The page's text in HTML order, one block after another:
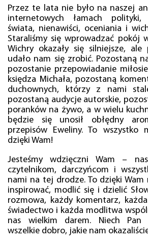
Przez te lata nie było na naszej
internetowych łamach polityki,
świata, nienawiści, oceniania i
Staraliśmy się wprowadzać pokój
Wichry okazały się silniejsze,
udało nam się zrobić. Pozostaną
pozostanie przepowiadanie
księdza Michała, pozostaną
duchownych, którzy z nami
pozostaną audycje autorskie,
poranków na żywo, a w wielu
będzie się unosił obłędny
przepisów Eweliny. To wszystko
dzięki Wam!
Jesteśmy wdzięczni Wam –
czytelnikom, darczyńcom i
nami na tej drodze. To dzięki
inspirować, modlić się i dzielić
rozmowa, każdy komentarz,
świadectwo i każda modlitwa
nas wielkim darem. Niech Pan
wszelkie dobro, jakie nam